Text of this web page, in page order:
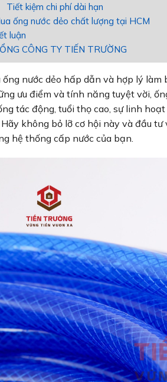
Tiết kiệm chi phí dài hạn
ống nước dẻo chất lượng tại HCM
luận
CÔNG TY TIẾN TRƯỜNG
ống nước dẻo hấp dẫn và hợp lý
ưu điểm và tính năng tuyệt vời,
tác động, tuổi thọ cao, sự linh
Hãy không bỏ lỡ cơ hội này và đầu
hệ thống cấp nước của bạn.